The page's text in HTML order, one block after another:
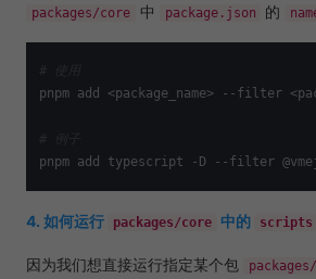
packages/core 中 package.json 的
# 使用
pnpm add <package_name> --filter
# 例子
4. 如何运行 packages/core 中的 scripts
因为我们想直接运行指定某个包